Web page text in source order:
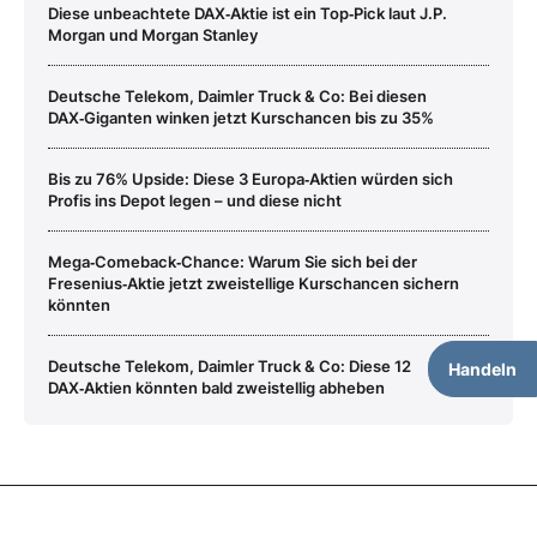
Handeln
Diese unbeachtete DAX‑Aktie ist ein Top‑Pick laut J.P.
Morgan und Morgan Stanley
Deutsche Telekom, Daimler Truck & Co: Bei diesen
DAX‑Giganten winken jetzt Kurschancen bis zu 35%
Bis zu 76% Upside: Diese 3 Europa‑Aktien würden sich
Profis ins Depot legen – und diese nicht
Mega‑Comeback‑Chance: Warum Sie sich bei der
Fresenius‑Aktie jetzt zweistellige Kurschancen sichern
könnten
Deutsche Telekom, Daimler Truck & Co: Diese 12
DAX‑Aktien könnten bald zweistellig abheben